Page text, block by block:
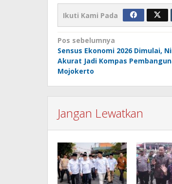
Ikuti Kami Pada
Navigasi
pos
Pos sebelumnya
Sensus Ekonomi 2026 Dimulai,
Akurat Jadi Kompas
Mojokerto
Jangan Lewatkan